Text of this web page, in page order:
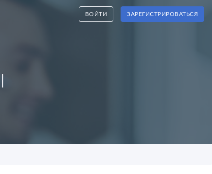
ВОЙТИ ЗАРЕГИСТРИРОВАТЬСЯ